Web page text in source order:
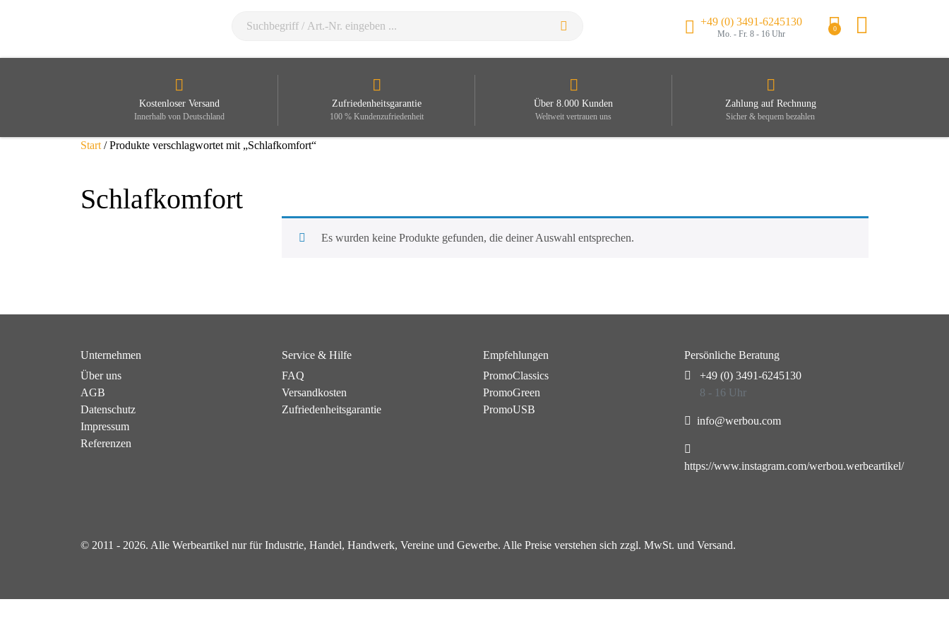
+49 (0) 3491-6245130
Mo. - Fr. 8 - 16 Uhr
0
Kostenloser Versand
Innerhalb von Deutschland
Zufriedenheitsgarantie
100 % Kundenzufriedenheit
Über 8.000 Kunden
Weltweit vertrauen uns
Zahlung auf Rechnung
Sicher & bequem bezahlen
Start / Produkte verschlagwortet mit „Schlafkomfort“
Schlafkomfort
Es wurden keine Produkte gefunden, die deiner Auswahl entsprechen.
Unternehmen
Über uns
AGB
Datenschutz
Impressum
Referenzen
Service & Hilfe
FAQ
Versandkosten
Zufriedenheitsgarantie
Empfehlungen
PromoClassics
PromoGreen
PromoUSB
Persönliche Beratung
+49 (0) 3491-6245130
8 - 16 Uhr
info@werbou.com
https://www.instagram.com/werbou.werbeartikel/
© 2011 - 2026. Alle Werbeartikel nur für Industrie, Handel, Handwerk, Vereine und Gewerbe. Alle Preise verstehen sich zzgl. MwSt. und Versand.